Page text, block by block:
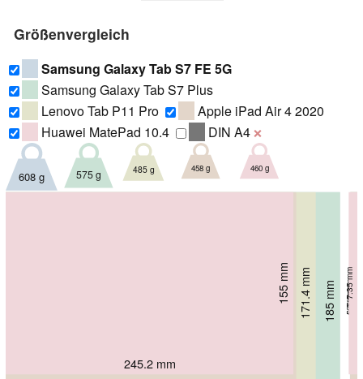
Größenvergleich
Samsung Galaxy Tab S7 FE 5G
Samsung Galaxy Tab S7 Plus
Lenovo Tab P11 Pro
Apple iPad Air 4 2020
Huawei MatePad 10.4
DIN A4 ❌
185 mm 6.3 mm
608 g
185 mm 5.7 mm
575 g
171.4 mm 5.8 mm
485 g
178.5 mm 6.1 mm
458 g
245.2 mm
155 mm 7.35 mm
460 g